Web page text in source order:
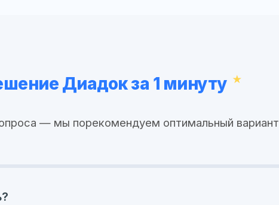
Диадок за 1 минуту
— мы порекомендуем оптимальный вариант